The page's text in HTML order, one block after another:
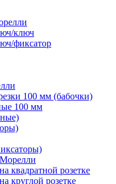
ключ
фиксатор
100 мм (бабочки)
100 мм
квадратной розетке
круглой розетке